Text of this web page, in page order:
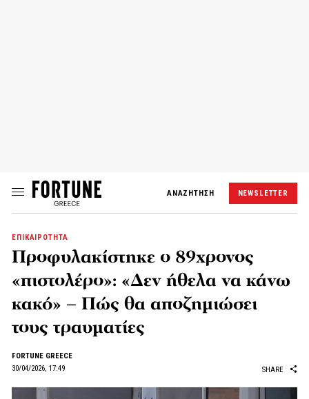
ΑΝΑΖΗΤΗΣΗ NEWSLETTER
ΕΠΙΚΑΙΡΟΤΗΤΑ
Προφυλακίστηκε ο 89χρονος
«πιστολέρο»: «Δεν ήθελα να κάνω
κακό» – Πώς θα αποζημιώσει
τους τραυματίες
FORTUNE GREECE
30/04/2026, 17:49
SHARE